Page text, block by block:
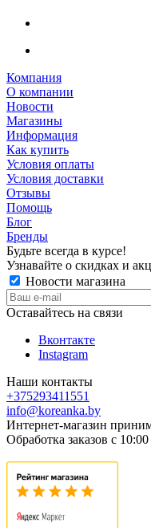
Компания
О компании
Новости
Магазины
Информация
Как купить
Условия оплаты
Условия доставки
Отзывы
Помощь
Блог
Бренды
Будьте всегда в курсе!
Узнавайте о скидках и
Новости магазина
Оставайтесь на связи
Вконтакте
Instagram
Наши контакты
+375293411551
info@koreanka.by
Интернет-магазин
Обработка заказов с